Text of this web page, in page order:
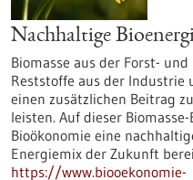
Nachhaltige
Biomasse aus der Forst-
Reststoffe aus der Industrie
einen zusätzlichen Beitrag
leisten. Auf dieser
Bioökonomie eine
Energiemix der Zukunft
https://www.biooekonomie-